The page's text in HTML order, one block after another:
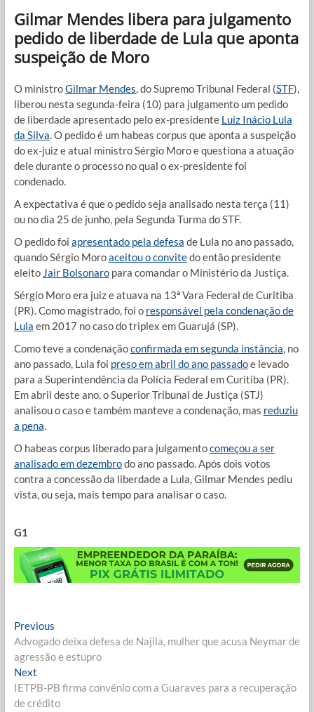
Gilmar Mendes libera para julgamento
pedido de liberdade de Lula que aponta
suspeição de Moro
O ministroGilmar Mendes, do Supremo Tribunal Federal (STF),
liberou nesta segunda-feira (10) para julgamento um pedido
de liberdade apresentado pelo ex-presidente Luiz Inácio Lula
da Silva. O pedido é um habeas corpus que aponta a suspeição
do ex-juiz e atual ministro Sérgio Moro e questiona a atuação
dele durante o processo no qual o ex-presidente foi
condenado.
A expectativa é que o pedido seja analisado nesta terça (11)
ou no dia 25 de junho, pela Segunda Turma do STF.
O pedido foi apresentado pela defesa de Lula no ano passado,
quando Sérgio Moroaceitou o convitedo então presidente
eleito Jair Bolsonaropara comandar o Ministério da Justiça.
Sérgio Moro era juiz e atuava na 13ª Vara Federal de Curitiba
(PR). Como magistrado, foi o responsável pela condenação de
Lula em 2017 no caso do triplex em Guarujá (SP).
Como teve a condenaçãoconfirmada em segunda instância, no
ano passado, Lula foi preso em abril do ano passadoe levado
para a Superintendência da Polícia Federal em Curitiba (PR).
Em abril deste ano, o Superior Tribunal de Justiça (STJ)
analisou o caso e também manteve a condenação, mas reduziu
a pena.
O habeas corpus liberado para julgamentocomeçou a ser
analisado em dezembrodo ano passado. Após dois votos
contra a concessão da liberdade a Lula, Gilmar Mendes pediu
vista, ou seja, mais tempo para analisar o caso.
G1
Navegação
de
Post
PreviousPrevious
post:
Advogado deixa defesa de Najila, mulher que acusa Neymar de
agressão e estupro
NextNext
post:
IETPB-PB firma convênio com a Guaraves para a recuperação
de crédito